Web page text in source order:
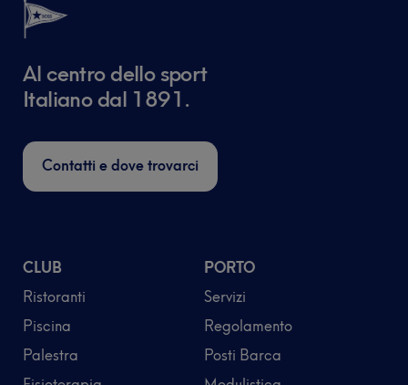
Al centro dello sport
Italiano dal 1891.
Contatti e dove trovarci
CLUB
Ristoranti
Piscina
Palestra
PORTO
Servizi
Regolamento
Posti Barca